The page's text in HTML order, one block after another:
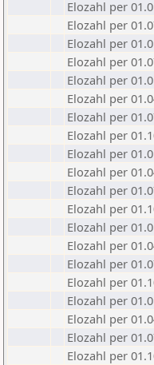
Elozahl per
Elozahl per
Elozahl per
Elozahl per
Elozahl per
Elozahl per
Elozahl per
Elozahl per
Elozahl per
Elozahl per
Elozahl per
Elozahl per
Elozahl per
Elozahl per
Elozahl per
Elozahl per
Elozahl per
Elozahl per
Elozahl per
Elozahl per